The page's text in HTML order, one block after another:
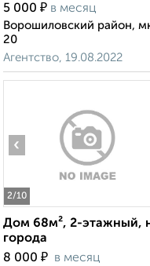
5 000 ₽ в месяц
Ворошиловский район,
20
Агентство, 19.08.2022
2/10
‹
Дом 68м², 2-этажный,
города
8 000 ₽ в месяц